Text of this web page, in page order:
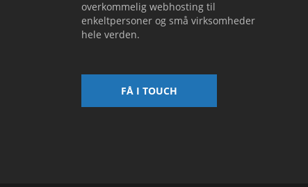
overkommelig webhosting til
enkeltpersoner og små virksomheder
hele verden.
FÅ I TOUCH